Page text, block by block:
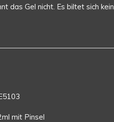
das Gel nicht. Es biltet sich
mit Pinsel